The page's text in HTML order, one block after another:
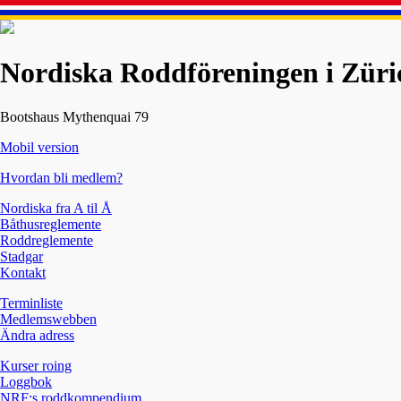
Nordiska Roddföreningen i
Bootshaus Mythenquai 79
Mobil version
Hvordan bli medlem?
Nordiska fra A til Å
Båthusreglemente
Roddreglemente
Stadgar
Kontakt
Terminliste
Medlemswebben
Ändra adress
Kurser roing
Loggbok
NRF:s roddkompendium